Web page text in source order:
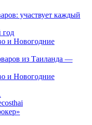
участвует каждый
год
и Новогодние
из Таиланда —
и Новогодние